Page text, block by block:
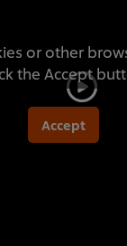
or other
the Accept
Accept